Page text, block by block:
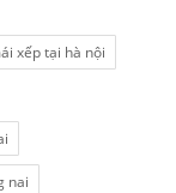
xếp tại hà nội
nai